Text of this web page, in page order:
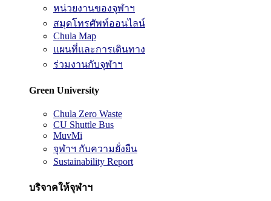
หน่วยงานของจุฬาฯ
สมุดโทรศัพท์ออนไลน์
Chula Map
แผนที่และการเดินทาง
ร่วมงานกับจุฬาฯ
Green University
Chula Zero Waste
CU Shuttle Bus
MuvMi
จุฬาฯ กับความยั่งยืน
Sustainability Report
บริจาคให้จุฬาฯ